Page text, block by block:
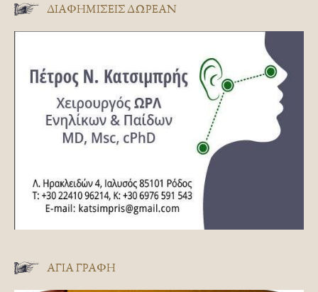
ΔΙΑΦΗΜΊΣΕΙΣ ΔΩΡΕΆΝ
ΑΓΊΑ ΓΡΑΦΉ